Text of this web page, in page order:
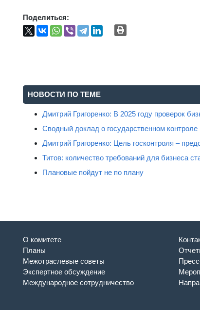
Поделиться:
НОВОСТИ ПО ТЕМЕ
Дмитрий Григоренко: В 2025 году проверок
Сводный доклад о государственном
Дмитрий Григоренко: Цель госконтроля –
Титов: количество требований для бизнеса
Плановые пойдут не по плану
О комитете
Планы
Межотраслевые советы
Экспертное обсуждение
Международное сотрудничество